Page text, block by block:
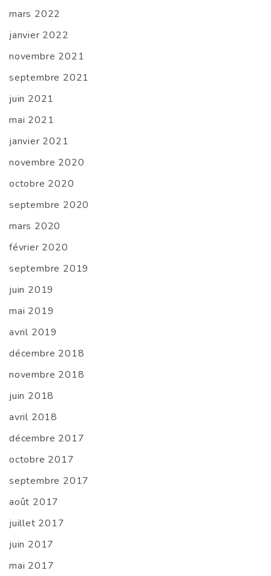
mars 2022
janvier 2022
novembre 2021
septembre 2021
juin 2021
mai 2021
janvier 2021
novembre 2020
octobre 2020
septembre 2020
mars 2020
février 2020
septembre 2019
juin 2019
mai 2019
avril 2019
décembre 2018
novembre 2018
juin 2018
avril 2018
décembre 2017
octobre 2017
septembre 2017
août 2017
juillet 2017
juin 2017
mai 2017